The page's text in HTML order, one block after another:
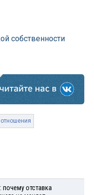
собственности
почему отставка